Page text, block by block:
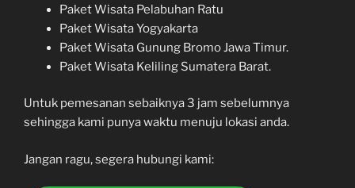
Paket Wisata Pelabuhan Ratu
Paket Wisata Yogyakarta
Paket Wisata Gunung Bromo Jawa Timur.
Paket Wisata Keliling Sumatera Barat.
Untuk pemesanan sebaiknya 3 jam sebelumnya
sehingga kami punya waktu menuju lokasi anda.
Jangan ragu, segera hubungi kami: